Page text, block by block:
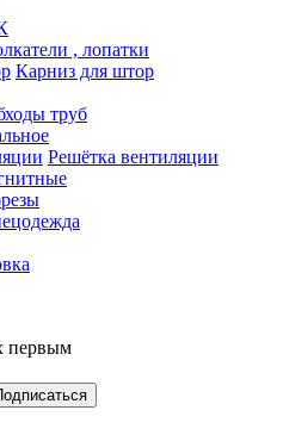
, лопатки
Карниз для штор
труб
Решётка вентиляции
первым